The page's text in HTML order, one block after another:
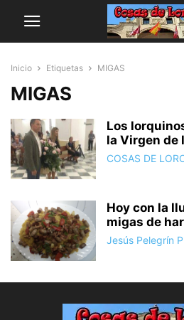
Inicio Etiquetas MIGAS
MIGAS
Los
la Virgen de
COSAS DE
Hoy con la
migas de
Jesús Pelegrín